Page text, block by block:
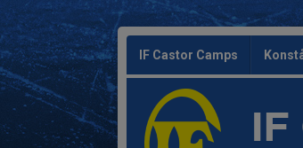
IF Castor Camps